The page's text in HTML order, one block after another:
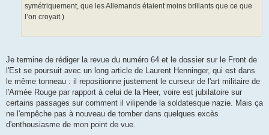
symétriquement, que les Allemands étaient moins brillants que ce que
l’on croyait.)
Je termine de rédiger la revue du numéro 64 et le dossier sur le Front de
l'Est se poursuit avec un long article de Laurent Henninger, qui est dans
le même tonneau : il repositionne justement le curseur de l'art militaire de
l'Armée Rouge par rapport à celui de la Heer, voire est jubilatoire sur
certains passages sur comment il vilipende la soldatesque nazie. Mais ça
ne l'empêche pas à nouveau de tomber dans quelques excès
d'enthousiasme de mon point de vue.